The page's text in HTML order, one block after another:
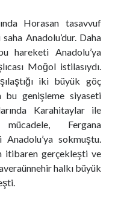
Horasan tasavvuf
saha Anadolu’dur. Daha
hareketi Anadolu’ya
Moğol istilasıydı.
iki büyük göç
bu genişleme siyaseti
Karahitaylar ile
Fergana
sokmuştu.
itibaren gerçekleşti ve
halkı büyük